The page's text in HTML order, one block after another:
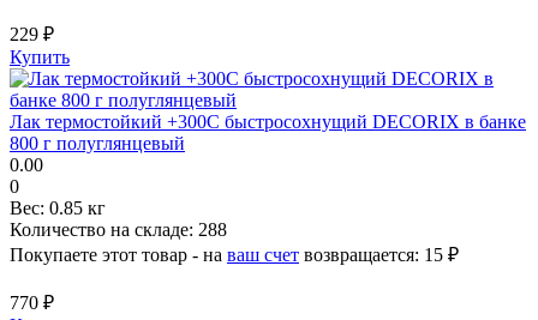
229 ₽
Купить
Лак термостойкий +300С быстросохнущий DECORIX в банке
800 г полуглянцевый
0.00
0
Вес: 0.85 кг
Количество на складе: 288
Покупаете этот товар - на ваш счет возвращается: 15 ₽
770 ₽